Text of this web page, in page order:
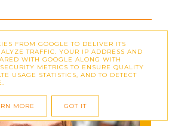
FROM GOOGLE TO DELIVER ITS
TRAFFIC. YOUR IP ADDRESS AND
WITH GOOGLE ALONG WITH
METRICS TO ENSURE QUALITY
USAGE STATISTICS, AND TO DETECT
MORE GOT IT